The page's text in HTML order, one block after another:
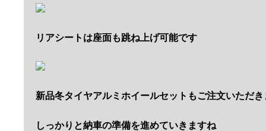
リアシートは座面も跳ね上げ可能です
新品冬タイヤアルミホイールセットもご注文いただき
しっかりと納車の準備を進めていきますね